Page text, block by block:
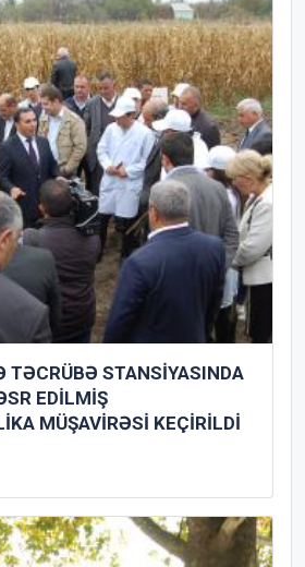
TƏCRÜBƏ STANSİYASINDA
EDİLMİŞ
MÜŞAVİRƏSİ KEÇİRİLDİ